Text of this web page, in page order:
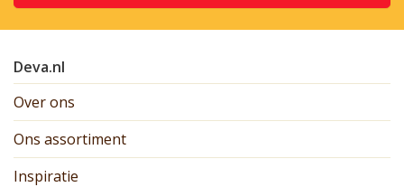
Deva.nl
Over ons
Ons assortiment
Inspiratie